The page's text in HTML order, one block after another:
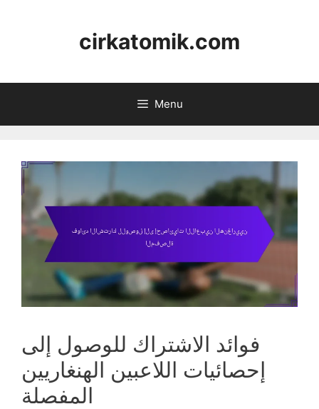
cirkatomik.com
Menu
فوائد الاشتراك للوصول إلى
إحصائيات اللاعبين الهنغاريين
المفصلة